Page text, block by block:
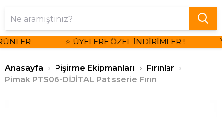
⭐ ÜYELERE ÖZEL İNDİRİMLER !
Anasayfa Pişirme Ekipmanları
Fırınlar
Pimak PTS06-DİJİTAL Patisserie Fırın